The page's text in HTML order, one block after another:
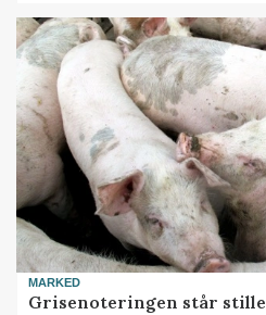
MARKED
Grisenoteringen står stille